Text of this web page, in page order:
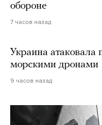
обороне
7 часов назад
Украина
морскими дронами
9 часов назад